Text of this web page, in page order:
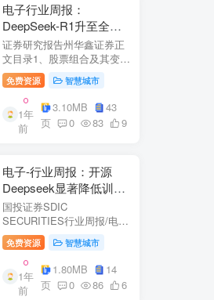
电子行业周报：
DeepSeek-R1升至全球
风格控制类第一，宇树推
出人形机器人首个应用方
案
证券研究报告州华鑫证券正
文目录1、股票组合及其变
化.51.1、本周重点推荐及推
荐组...51.2、海外龙头一
览。62、周度行情分析及展
望.…82.1、周涨幅排行…
2.2、行业重点公司估值水平
免费资源 智慧城市
1年
前
3.10MB
43
页
0 83 9
电子-行业周报：开源
Deepseek显著降低训练
成本，关注推理与AI终端
进展
国投证券SDIC
SECURITIES行业周报/电于
目内容目录1.本周新闻一
览.42.行业数据跟踪.…62.1.
半导体：半导体行业：两大
收购事件来袭...62.2.SiC:8家
碳化硅相关企业完成融
免费资源 智慧城市
1年
前
1.80MB
14
页
0 86 6